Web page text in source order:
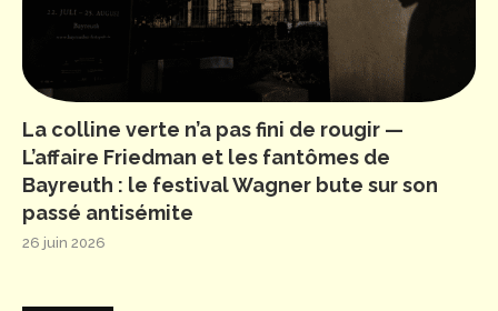
La colline verte n’a pas fini de rougir —
L’affaire Friedman et les fantômes de
Bayreuth : le festival Wagner bute sur son
passé antisémite
26 juin 2026